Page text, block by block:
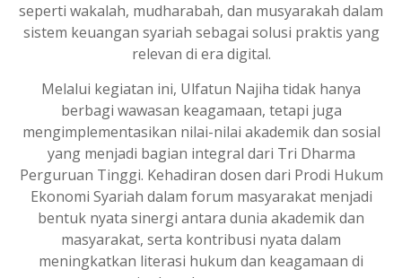
seperti wakalah, mudharabah, dan musyarakah dalam
sistem keuangan syariah sebagai solusi praktis yang
relevan di era digital.
Melalui kegiatan ini, Ulfatun Najiha tidak hanya
berbagi wawasan keagamaan, tetapi juga
mengimplementasikan nilai-nilai akademik dan sosial
yang menjadi bagian integral dari Tri Dharma
Perguruan Tinggi. Kehadiran dosen dari Prodi Hukum
Ekonomi Syariah dalam forum masyarakat menjadi
bentuk nyata sinergi antara dunia akademik dan
masyarakat, serta kontribusi nyata dalam
meningkatkan literasi hukum dan keagamaan di